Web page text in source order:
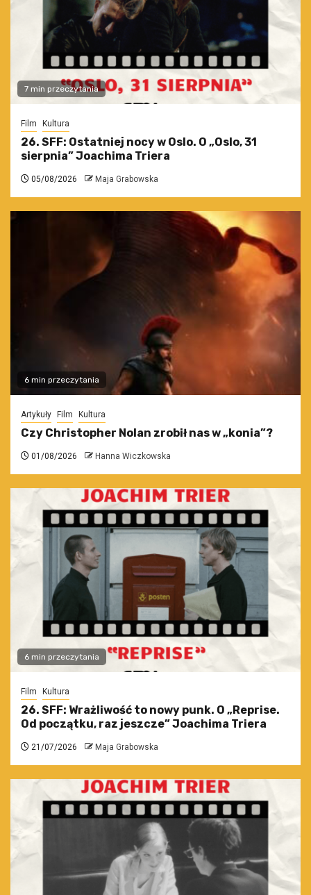
7 min przeczytania
Film Kultura
26. SFF: Ostatniej nocy w Oslo. O „Oslo, 31
sierpnia” Joachima Triera
05/08/2026 Maja Grabowska
6 min przeczytania
Artykuły Film Kultura
Czy Christopher Nolan zrobił nas w „konia”?
01/08/2026 Hanna Wiczkowska
6 min przeczytania
Film Kultura
26. SFF: Wrażliwość to nowy punk. O „Reprise.
Od początku, raz jeszcze” Joachima Triera
21/07/2026 Maja Grabowska